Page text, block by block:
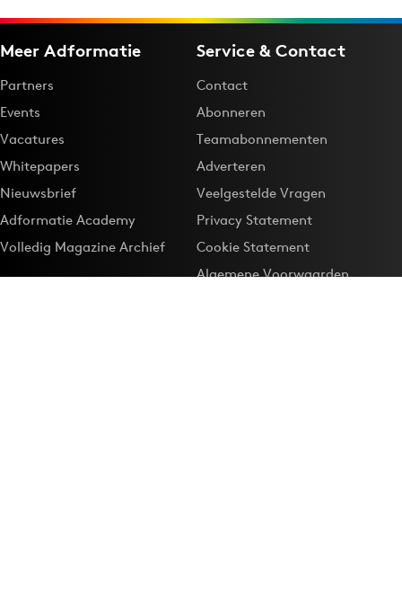
Meer Adformatie
Partners
Events
Vacatures
Whitepapers
Nieuwsbrief
Adformatie Academy
Volledig Magazine Archief
Service & Contact
Contact
Abonneren
Teamabonnementen
Adverteren
Veelgestelde Vragen
Privacy Statement
Cookie Statement
Algemene Voorwaarden